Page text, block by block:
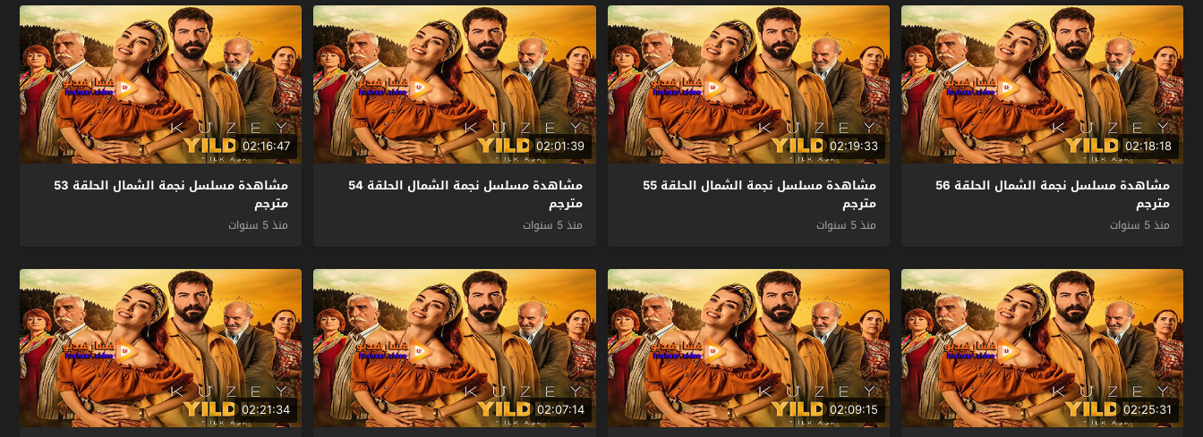
02:18:18
مشاهدة مسلسل نجمة الشمال الحلقة 56
مترجم
منذ 5 سنوات
02:19:33
مشاهدة مسلسل نجمة الشمال الحلقة 55
مترجم
منذ 5 سنوات
02:01:39
مشاهدة مسلسل نجمة الشمال الحلقة 54
مترجم
منذ 5 سنوات
02:16:47
مشاهدة مسلسل نجمة الشمال الحلقة 53
مترجم
منذ 5 سنوات
02:25:31
02:09:15
02:07:14
02:21:34